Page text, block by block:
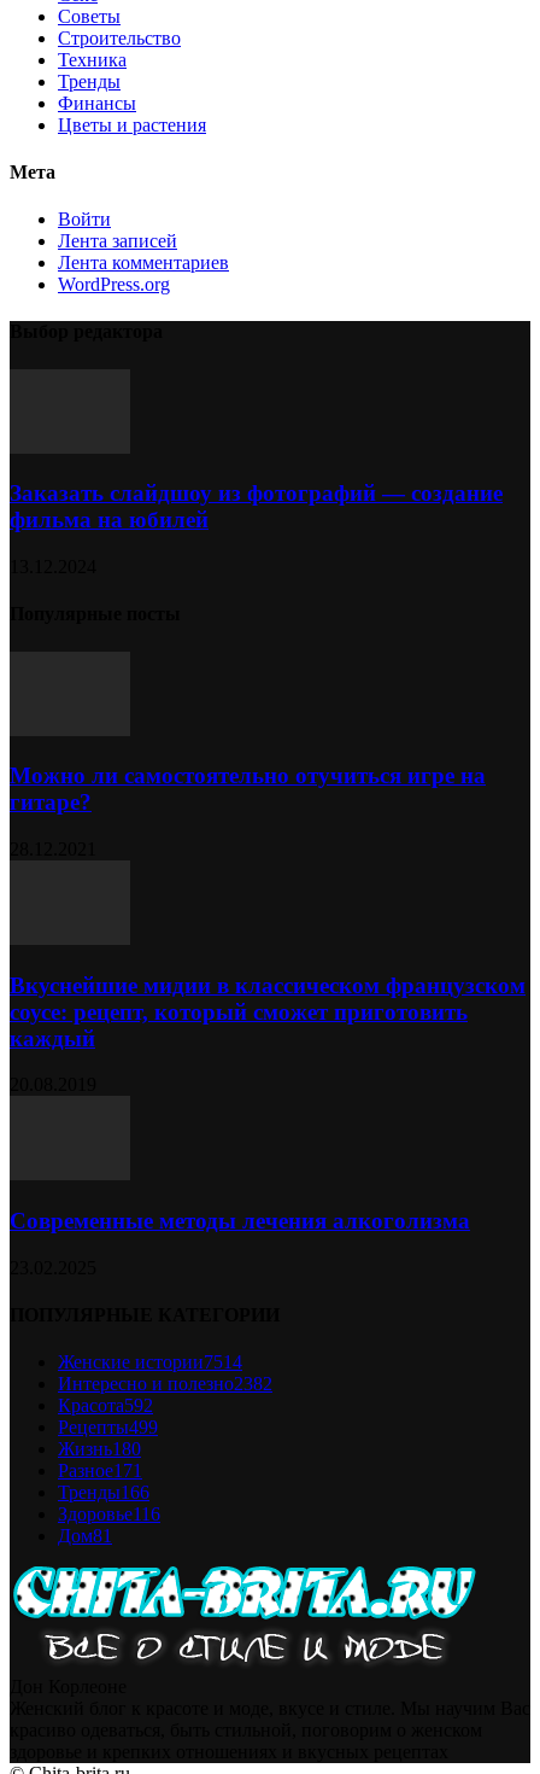
Советы
Строительство
Техника
Тренды
Финансы
Цветы и растения
Мета
Войти
Лента записей
Лента комментариев
WordPress.org
Заказать слайдшоу из фотографий — создание
фильма на юбилей
Можно ли самостоятельно отучиться игре на
гитаре?
Вкуснейшие мидии в классическом французском
соусе: рецепт, который сможет приготовить
каждый
Современные методы лечения алкоголизма
Женские истории7514
Интересно и полезно2382
Красота592
Рецепты499
Жизнь180
Разное171
Тренды166
Здоровье116
Дом81